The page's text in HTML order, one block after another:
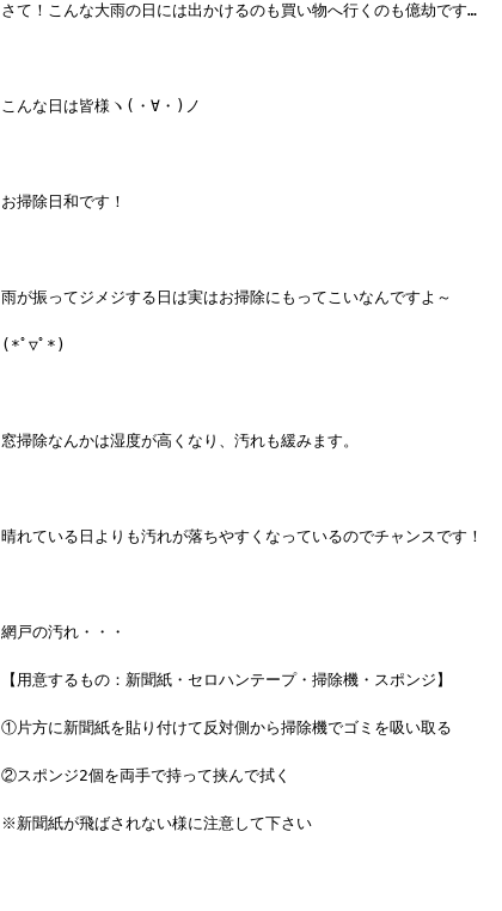
さて！こんな大雨の日には出かけるのも買い物へ行くのも億劫です…
こんな日は皆様ヽ(・∀・)ノ
お掃除日和です！
雨が振ってジメジする日は実はお掃除にもってこいなんですよ～
(*ﾟ▽ﾟ*)
窓掃除なんかは湿度が高くなり、汚れも緩みます。
晴れている日よりも汚れが落ちやすくなっているのでチャンスです！
網戸の汚れ・・・
【用意するもの：新聞紙・セロハンテープ・掃除機・スポンジ】
①片方に新聞紙を貼り付けて反対側から掃除機でゴミを吸い取る
②スポンジ2個を両手で持って挟んで拭く
※新聞紙が飛ばされない様に注意して下さい